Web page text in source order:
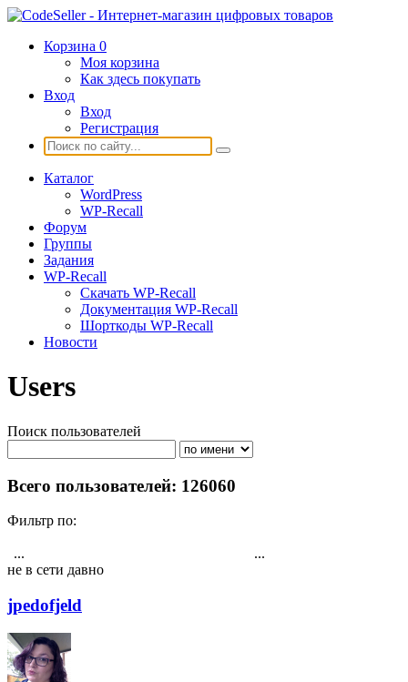
Корзина 0
Моя корзина
Как здесь покупать
Вход
Вход
Регистрация
Каталог
WordPress
WP-Recall
Форум
Группы
Задания
WP-Recall
Скачать WP-Recall
Документация WP-Recall
Шорткоды WP-Recall
Новости
Users
Поиск пользователей
Всего пользователей: 126060
Фильтр по:
... ...
не в сети давно
jpedofjeld